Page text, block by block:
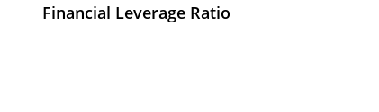
Financial Leverage Ratio